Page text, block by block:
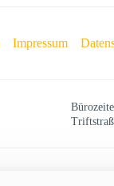
Impressum